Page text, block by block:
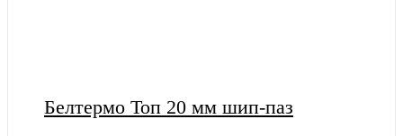
Белтермо Топ 20 мм шип-паз